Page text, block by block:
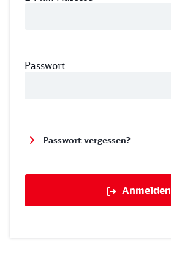
Passwort
Passwort vergessen?
Anmelden